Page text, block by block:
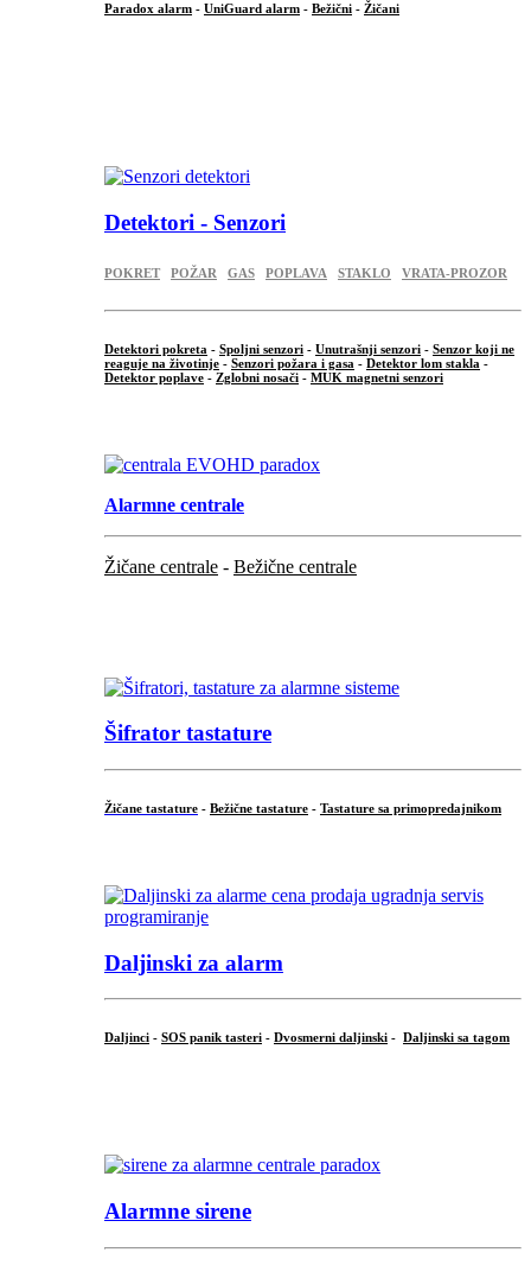
Paradox alarm - UniGuard alarm - Bežični - Žičani
Detektori - Senzori
POKRET POŽAR GAS POPLAVA STAKLO VRATA-PROZOR
Detektori pokreta - Spoljni senzori - Unutrašnji senzori - Senzor koji ne
reaguje na životinje - Senzori požara i gasa - Detektor lom stakla -
Detektor poplave - Zglobni nosači - MUK magnetni senzori
Alarmne centrale
Žičane centrale - Bežične centrale
Šifrator tastature
Žičane tastature - Bežične tastature - Tastature sa primopredajnikom
Daljinski za alarm
Daljinci - SOS panik tasteri - Dvosmerni daljinski - Daljinski sa tagom
Alarmne sirene